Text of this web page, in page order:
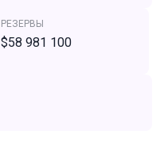
РЕЗЕРВЫ
$58 981 100